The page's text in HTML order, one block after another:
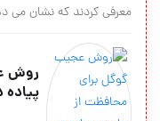
معرفی کردند که نشان می
روش